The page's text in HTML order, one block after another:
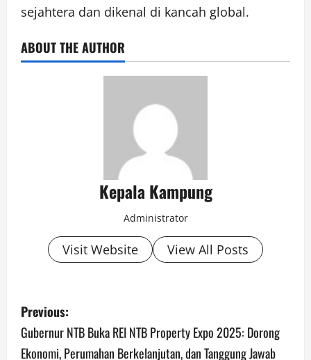
sejahtera dan dikenal di kancah global.
ABOUT THE AUTHOR
Kepala Kampung
Administrator
Visit Website View All Posts
P
o
Previous:
Gubernur NTB Buka REI NTB Property Expo 2025: Dorong
Ekonomi, Perumahan Berkelanjutan, dan Tanggung Jawab